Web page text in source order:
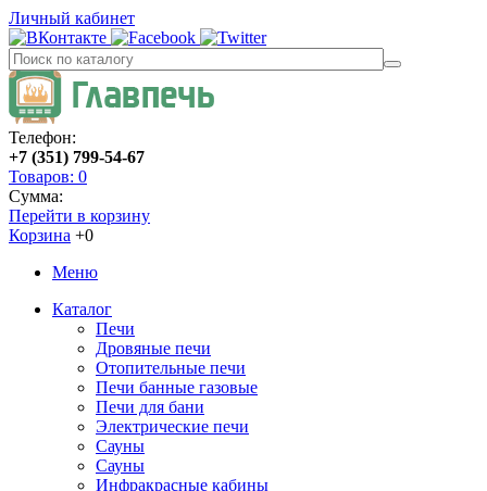
Личный кабинет
Телефон:
+7 (351) 799-54-67
Товаров: 0
Сумма:
Перейти в корзину
Корзина +0
Меню
Каталог
Печи
Дровяные печи
Отопительные печи
Печи банные газовые
Печи для бани
Электрические печи
Сауны
Сауны
Инфракрасные кабины